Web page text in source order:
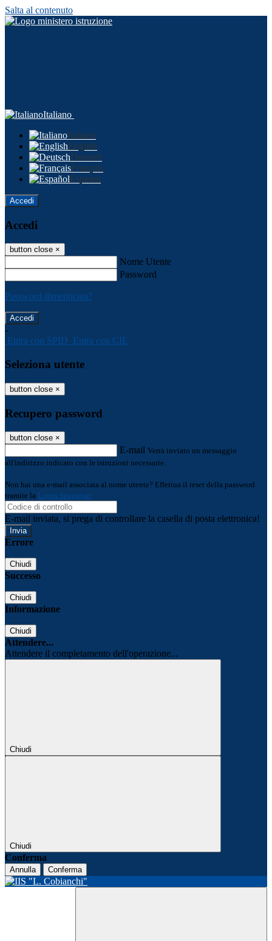
Salta al contenuto
Italiano
Italiano
English
Deutsch
Français
Español
Accedi
Accedi
button close ×
Nome Utente
Password
Password dimenticata?
-
Entra con SPID Entra con CIE
Seleziona utente
button close ×
Recupero password
button close ×
E-mail Verrà inviato un messaggio
all'indirizzo indicato con le istruzioni necessarie.
Non hai una e-mail associata al nome utente? Effettua il reset della password
tramite la Login Spaggiari
E-mail inviata, si prega di controllare la casella di posta elettronica!
Errore
Chiudi
Successo
Chiudi
Informazione
Chiudi
Attendere...
Attendere il completamento dell'operazione...
Chiudi
Chiudi
Conferma
Annulla Conferma